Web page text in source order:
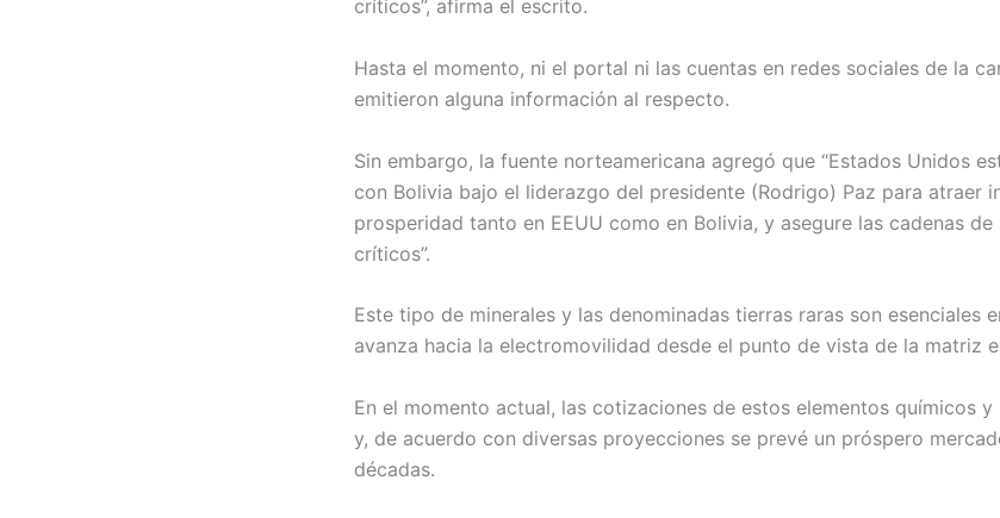
críticos”, afirma el escrito.
Hasta el momento, ni el portal ni las cuentas en redes sociales de la
emitieron alguna información al respecto.
Sin embargo, la fuente norteamericana agregó que “Estados Unidos
con Bolivia bajo el liderazgo del presidente (Rodrigo) Paz para atraer
prosperidad tanto en EEUU como en Bolivia, y asegure las cadenas
críticos”.
Este tipo de minerales y las denominadas tierras raras son esenciales
avanza hacia la electromovilidad desde el punto de vista de la matriz
En el momento actual, las cotizaciones de estos elementos químicos
y, de acuerdo con diversas proyecciones se prevé un próspero
décadas.